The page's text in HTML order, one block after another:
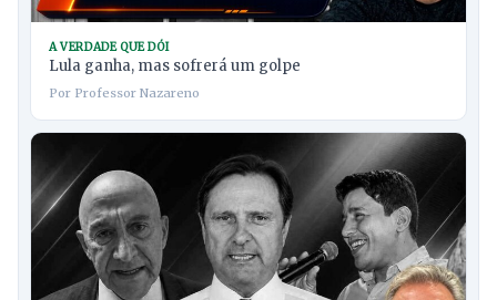
A VERDADE QUE DÓI
Lula ganha, mas sofrerá um golpe
Por Professor Nazareno